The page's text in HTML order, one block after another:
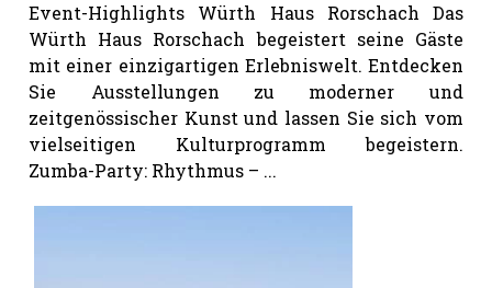
Event-Highlights Würth Haus Rorschach Das
Würth Haus Rorschach begeistert seine Gäste
mit einer einzigartigen Erlebniswelt. Entdecken
Sie Ausstellungen zu moderner und
zeitgenössischer Kunst und lassen Sie sich vom
vielseitigen Kulturprogramm begeistern.
Zumba-Party: Rhythmus – ...